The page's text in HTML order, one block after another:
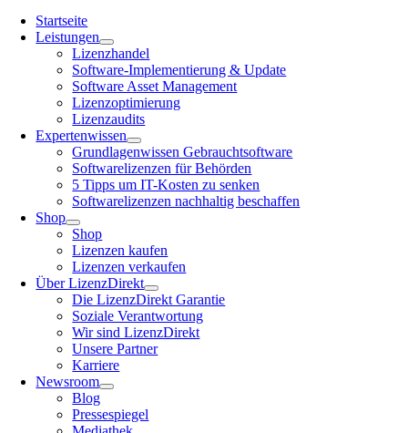
Startseite
Leistungen
Lizenzhandel
Software-Implementierung & Update
Software Asset Management
Lizenzoptimierung
Lizenzaudits
Expertenwissen
Grundlagenwissen Gebrauchtsoftware
Softwarelizenzen für Behörden
5 Tipps um IT-Kosten zu senken
Softwarelizenzen nachhaltig beschaffen
Shop
Shop
Lizenzen kaufen
Lizenzen verkaufen
Über LizenzDirekt
Die LizenzDirekt Garantie
Soziale Verantwortung
Wir sind LizenzDirekt
Unsere Partner
Karriere
Newsroom
Blog
Pressespiegel